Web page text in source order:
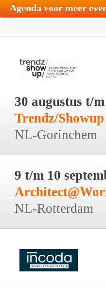
Agenda voor meer
30 augustus t/
Trendz/Showup
NL-Gorinchem
9 t/m 10
NL-Rotterdam